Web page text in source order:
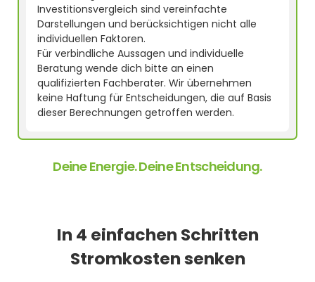
Investitionsvergleich sind vereinfachte
Darstellungen und berücksichtigen nicht alle
individuellen Faktoren.
Für verbindliche Aussagen und individuelle
Beratung wende dich bitte an einen
qualifizierten Fachberater. Wir übernehmen
keine Haftung für Entscheidungen, die auf Basis
dieser Berechnungen getroffen werden.
Deine Energie. Deine Entscheidung.
In 4 einfachen Schritten
Stromkosten senken